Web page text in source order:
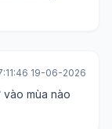
19-06-2026
vào mùa nào